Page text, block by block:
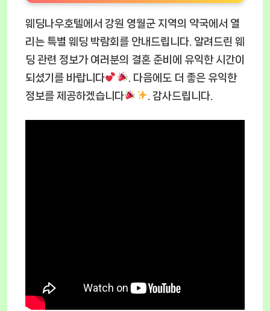
웨딩나우호텔에서 강원 영월군 지역의 약국에서 열
리는 특별 웨딩 박람회를 안내드립니다. 알려드린 웨
딩 관련 정보가 여러분의 결혼 준비에 유익한 시간이
되셨기를 바랍니다
. 다음에도 더 좋은 유익한
정보를 제공하겠습니다
. 감사드립니다.